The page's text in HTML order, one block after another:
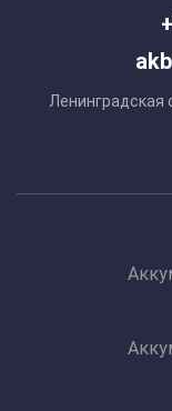
Ленинградская